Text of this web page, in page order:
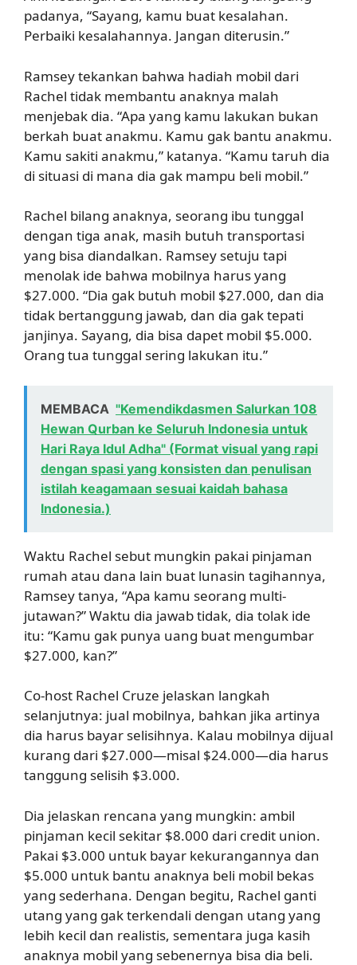
padanya, “Sayang, kamu buat kesalahan.
Perbaiki kesalahannya. Jangan diterusin.”
Ramsey tekankan bahwa hadiah mobil dari
Rachel tidak membantu anaknya malah
menjebak dia. “Apa yang kamu lakukan bukan
berkah buat anakmu. Kamu gak bantu anakmu.
Kamu sakiti anakmu,” katanya. “Kamu taruh dia
di situasi di mana dia gak mampu beli mobil.”
Rachel bilang anaknya, seorang ibu tunggal
dengan tiga anak, masih butuh transportasi
yang bisa diandalkan. Ramsey setuju tapi
menolak ide bahwa mobilnya harus yang
$27.000. “Dia gak butuh mobil $27.000, dan dia
tidak bertanggung jawab, dan dia gak tepati
janjinya. Sayang, dia bisa dapet mobil $5.000.
Orang tua tunggal sering lakukan itu.”
MEMBACA "Kemendikdasmen Salurkan 108
Hewan Qurban ke Seluruh Indonesia untuk
Hari Raya Idul Adha" (Format visual yang rapi
dengan spasi yang konsisten dan penulisan
istilah keagamaan sesuai kaidah bahasa
Indonesia.)
Waktu Rachel sebut mungkin pakai pinjaman
rumah atau dana lain buat lunasin tagihannya,
Ramsey tanya, “Apa kamu seorang multi-
jutawan?” Waktu dia jawab tidak, dia tolak ide
itu: “Kamu gak punya uang buat mengumbar
$27.000, kan?”
Co-host Rachel Cruze jelaskan langkah
selanjutnya: jual mobilnya, bahkan jika artinya
dia harus bayar selisihnya. Kalau mobilnya dijual
kurang dari $27.000—misal $24.000—dia harus
tanggung selisih $3.000.
Dia jelaskan rencana yang mungkin: ambil
pinjaman kecil sekitar $8.000 dari credit union.
Pakai $3.000 untuk bayar kekurangannya dan
$5.000 untuk bantu anaknya beli mobil bekas
yang sederhana. Dengan begitu, Rachel ganti
utang yang gak terkendali dengan utang yang
lebih kecil dan realistis, sementara juga kasih
anaknya mobil yang sebenernya bisa dia beli.